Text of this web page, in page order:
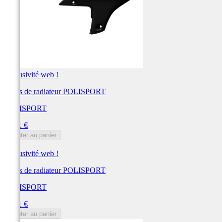
Exclusivité web !
Ouïes de radiateur POLISPORT
POLISPORT
50,91 €
Ajouter au panier
Exclusivité web !
Ouïes de radiateur POLISPORT
POLISPORT
50,91 €
Ajouter au panier